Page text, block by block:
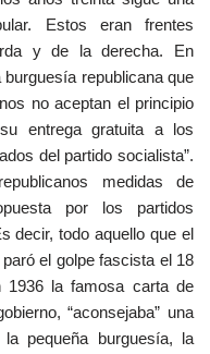
Estos eran frentes
y de la derecha. En
republicana que
no aceptan el principio
entrega gratuita a los
del partido socialista”.
medidas de
por los partidos
decir, todo aquello que el
el golpe fascista el 18
1936 la famosa carta de
“aconsejaba” una
pequeña burguesía, la